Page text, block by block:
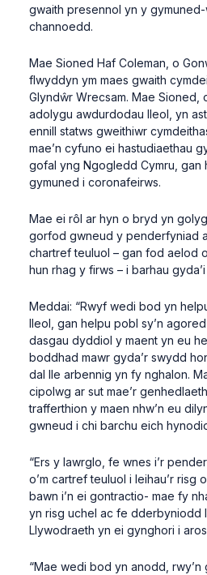
gwaith presennol yn y
channoedd.
Mae Sioned Haf Coleman, o
flwyddyn ym maes gwaith
Glyndŵr Wrecsam. Mae Sioned,
adolygu awdurdodau lleol, yn
ennill statws gweithiwr
mae’n cyfuno ei hastudiaethau
gofal yng Ngogledd Cymru, gan
gymuned i coronafeirws.
Mae ei rôl ar hyn o bryd yn
gorfod gwneud y penderfyniad
chartref teuluol – gan fod aelod
hun rhag y firws – i barhau
Meddai: “Rwyf wedi bod yn
lleol, gan helpu pobl sy’n
dasgau dyddiol y maent yn eu
boddhad mawr gyda’r swydd
dal lle arbennig yn fy nghalon.
cipolwg ar sut mae’r
trafferthion y maen nhw’n eu
gwneud i chi barchu eich
“Ers y lawrglo, fe wnes i’r
o’m cartref teuluol i leihau’r risg
bawn i’n ei gontractio- mae fy
yn risg uchel ac fe dderbyniodd
Llywodraeth yn ei gynghori i
“Mae wedi bod yn anodd,